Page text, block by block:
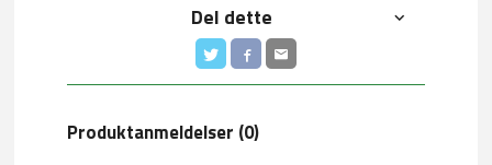
Del dette
Produktanmeldelser (0)